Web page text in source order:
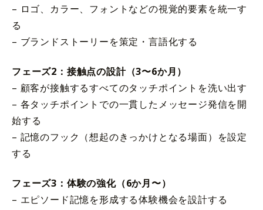
– ロゴ、カラー、フォントなどの視覚的要素を統一す
る
– ブランドストーリーを策定・言語化する
フェーズ2：接触点の設計（3〜6か月）
– 顧客が接触するすべてのタッチポイントを洗い出す
– 各タッチポイントでの一貫したメッセージ発信を開
始する
– 記憶のフック（想起のきっかけとなる場面）を設定
する
フェーズ3：体験の強化（6か月〜）
– エピソード記憶を形成する体験機会を設計する